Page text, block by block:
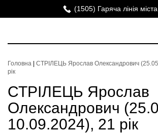
(1505) Гаряча лінія міста
Головна
СТРІЛЕЦЬ Ярослав Олександрович
рік
СТРІЛЕЦЬ Ярослав
Олександрович
10.09.2024), 21 рік